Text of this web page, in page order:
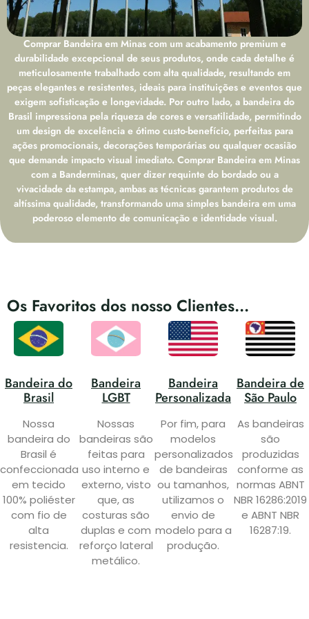
Comprar Bandeira em Minas com um acabamento premium e
durabilidade excepcional de seus produtos, onde cada detalhe é
meticulosamente trabalhado com alta qualidade, resultando em
peças elegantes e resistentes, ideais para instituições e eventos que
exigem sofisticação e longevidade. Por outro lado, a bandeira do
Brasil impressiona pela riqueza de cores e versatilidade, permitindo
um design de excelência e ótimo custo-benefício, perfeitas para
ações promocionais, decorações temporárias ou qualquer ocasião
que demande impacto visual imediato. Comprar Bandeira em Minas
com a Banderminas, quer dizer requinte do bordado ou a
vivacidade da estampa, ambas as técnicas garantem produtos de
altíssima qualidade, transformando uma simples bandeira em uma
poderoso elemento de comunicação e identidade visual.
Os Favoritos dos nosso Clientes...
Bandeira do
Brasil
Nossa
bandeira do
Brasil é
confeccionada
em tecido
100% poliéster
com fio de
alta
resistencia.
Bandeira
LGBT
Nossas
bandeiras são
feitas para
uso interno e
externo, visto
que, as
costuras são
duplas e com
reforço lateral
metálico.
Bandeira
Personalizada
Por fim, para
modelos
personalizados
de bandeiras
ou tamanhos,
utilizamos o
envio de
modelo para a
produção.
Bandeira de
São Paulo
As bandeiras
são
produzidas
conforme as
normas ABNT
NBR 16286:2019
e ABNT NBR
16287:19.